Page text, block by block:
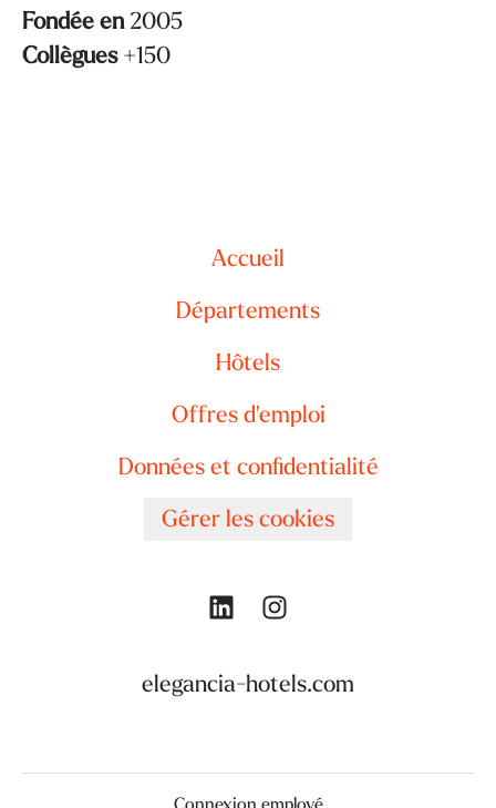
Fondée en 2005
Collègues +150
Accueil
Départements
Hôtels
Offres d'emploi
Données et confidentialité
Gérer les cookies
elegancia-hotels.com